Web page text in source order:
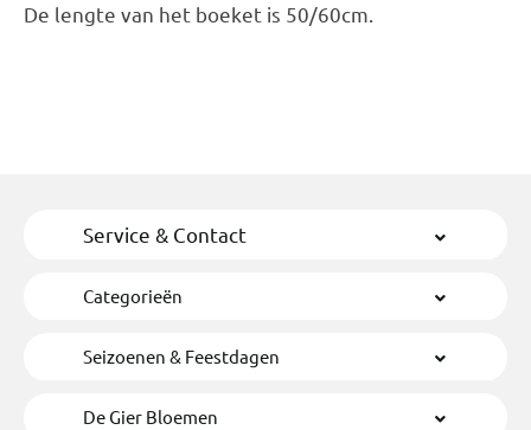
De lengte van het boeket is 50/60cm.
Service & Contact
Categorieën
Seizoenen & Feestdagen
De Gier Bloemen